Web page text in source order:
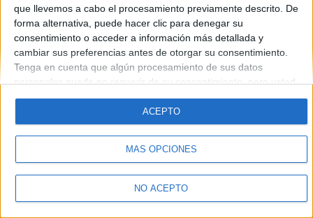
que llevemos a cabo el procesamiento previamente descrito. De
forma alternativa, puede hacer clic para denegar su
consentimiento o acceder a información más detallada y
cambiar sus preferencias antes de otorgar su consentimiento.
Tenga en cuenta que algún procesamiento de sus datos
personales puede no requerir de su consentimiento, pero usted
tiene el derecho de rechazar tal procesamiento. Sus
preferencias se aplicarán solo a este sitio web. Puede cambiar
sus preferencias o retirar su consentimiento en cualquier
momento volviendo a este sitio y haciendo clic en el botón
"Privacidad" en la parte inferior de la página web.
MÁS OPCIONES
NO ACEPTO
ACEPTO
Quiénes somos|Contactar |Anúnciate
Aviso legal|Politica de privacidad|Condiciones generales
de cookies
© 2003-2026Compás Mediterráneo S.L.- Diego de León 47 - 28006
Madrid [ESPAÑA] - Tel. +34 91 593 2767